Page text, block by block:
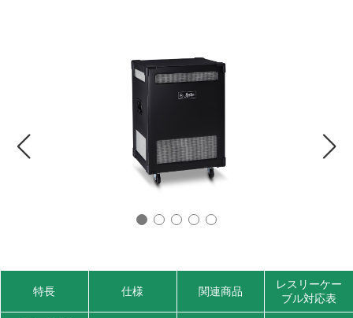
特長 仕様 関連商品
レスリーケー
ブル対応表